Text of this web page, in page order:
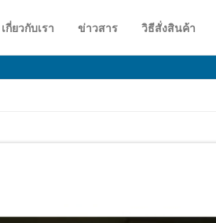
เกี่ยวกับเรา ข่าวสาร วิธีสั่งสินค้า